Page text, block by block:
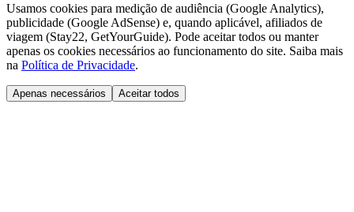
Usamos cookies para medição de audiência (Google Analytics),
publicidade (Google AdSense) e, quando aplicável, afiliados de
viagem (Stay22, GetYourGuide). Pode aceitar todos ou manter
apenas os cookies necessários ao funcionamento do site. Saiba mais
na Política de Privacidade.
Apenas necessários Aceitar todos